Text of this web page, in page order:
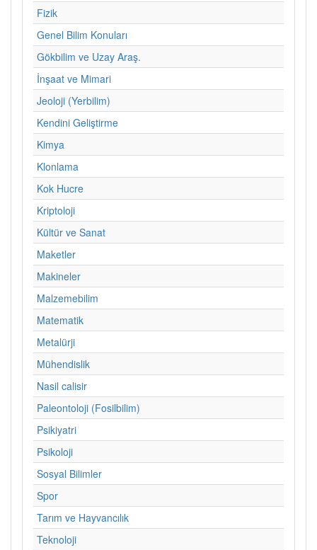
Fizik
Genel Bilim Konuları
Gökbilim ve Uzay Araş.
İnşaat ve Mimari
Jeoloji (Yerbilim)
Kendini Geliştirme
Kimya
Klonlama
Kok Hucre
Kriptoloji
Kültür ve Sanat
Maketler
Makineler
Malzemebilim
Matematik
Metalürji
Mühendislik
Nasil calisir
Paleontoloji (Fosilbilim)
Psikiyatri
Psikoloji
Sosyal Bilimler
Spor
Tarım ve Hayvancılık
Teknoloji